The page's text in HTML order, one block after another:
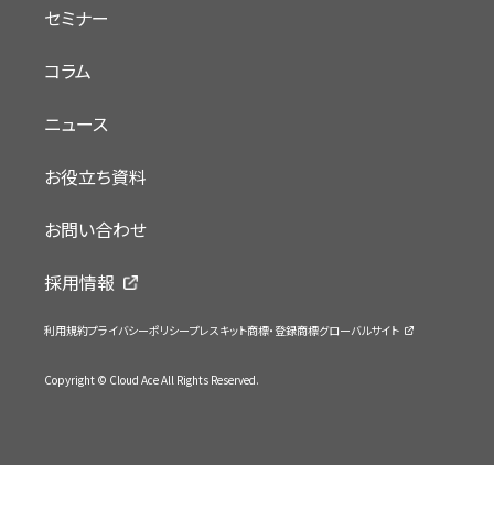
セミナー
コラム
ニュース
お役立ち資料
お問い合わせ
採用情報
利用規約プライバシーポリシープレスキット商標・登録商標グローバルサイト
Copyright © Cloud Ace All Rights Reserved.